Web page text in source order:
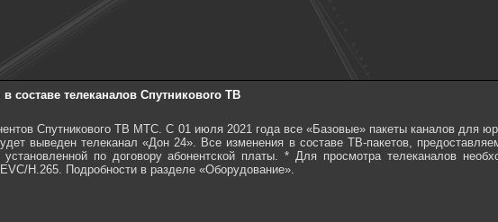
составе телеканалов Спутникового ТВ
Спутникового ТВ МТС. С 01 июля 2021 года все «Базовые» пакеты каналов для
выведен телеканал «Дон 24». Все изменения в составе ТВ-пакетов,
установленной по договору абонентской платы. * Для просмотра телеканалов
H.265. Подробности в разделе «Оборудование».